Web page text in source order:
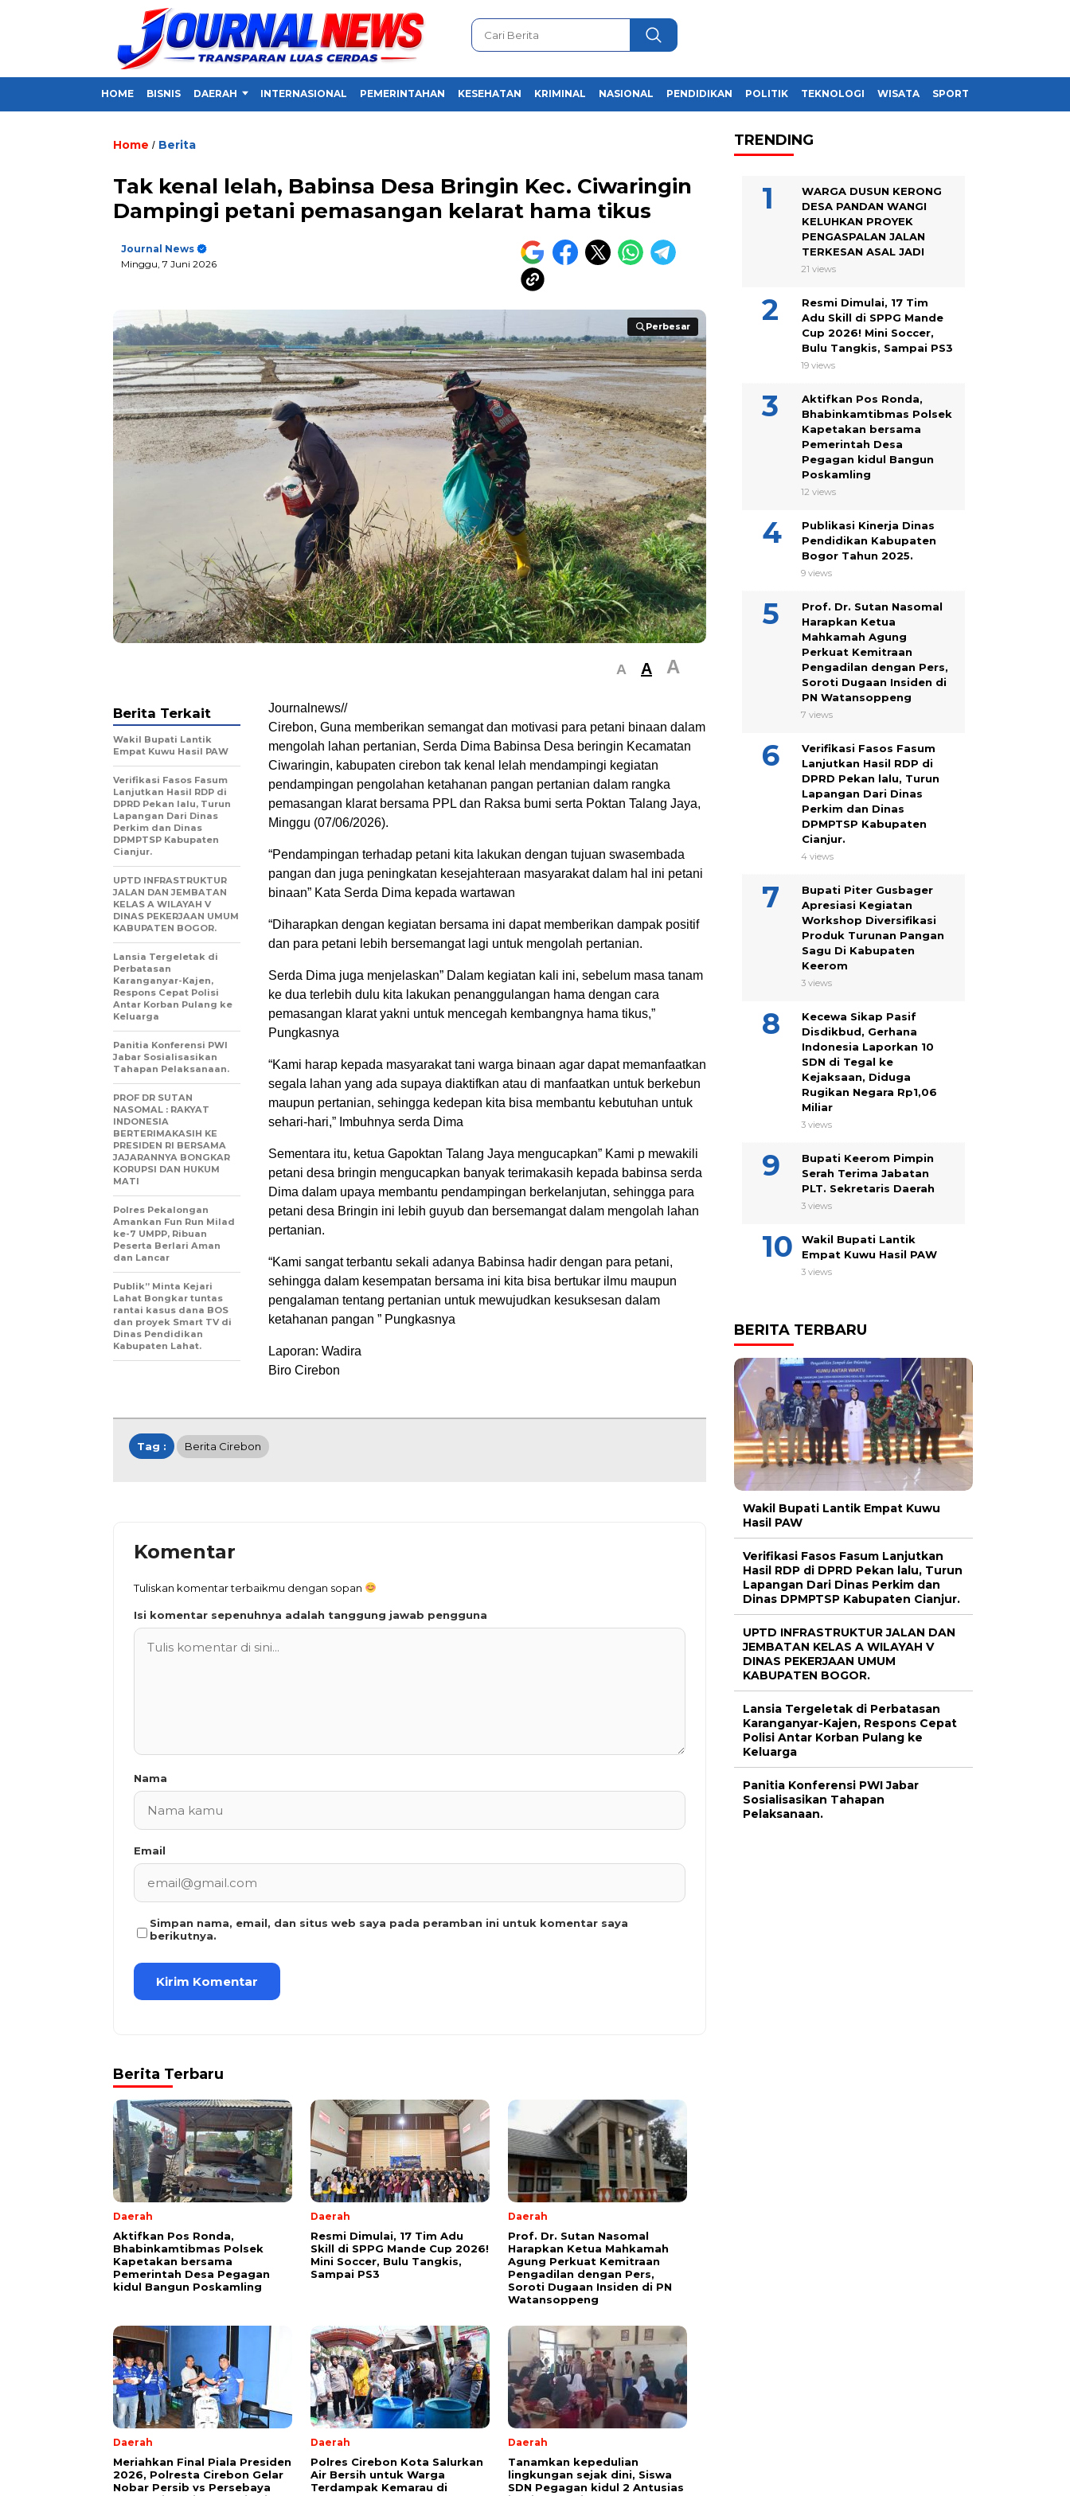
HOME BISNIS DAERAH INTERNASIONAL PEMERINTAHAN KESEHATAN KRIMINAL NASIONAL PENDIDIKAN POLITIK TEKNOLOGI WISATA SPORT
Home / Berita
Tak kenal lelah, Babinsa Desa Bringin Kec. Ciwaringin
Dampingi petani pemasangan kelarat hama tikus
Journal News
Minggu, 7 Juni 2026
Perbesar
Perbesar
A A A
Journalnews//
Cirebon, Guna memberikan semangat dan motivasi para petani binaan dalam
mengolah lahan pertanian, Serda Dima Babinsa Desa beringin Kecamatan
Ciwaringin, kabupaten cirebon tak kenal lelah mendampingi kegiatan
pendampingan pengolahan ketahanan pangan pertanian dalam rangka
pemasangan klarat bersama PPL dan Raksa bumi serta Poktan Talang Jaya,
Minggu (07/06/2026).
“Pendampingan terhadap petani kita lakukan dengan tujuan swasembada
pangan dan juga peningkatan kesejahteraan masyarakat dalam hal ini petani
binaan” Kata Serda Dima kepada wartawan
“Diharapkan dengan kegiatan bersama ini dapat memberikan dampak positif
dan para petani lebih bersemangat lagi untuk mengolah pertanian.
Serda Dima juga menjelaskan” Dalam kegiatan kali ini, sebelum masa tanam
ke dua terlebih dulu kita lakukan penanggulangan hama dengan cara
pemasangan klarat yakni untuk mencegah kembangnya hama tikus,”
Pungkasnya
“Kami harap kepada masyarakat tani warga binaan agar dapat memanfaatkan
segala lahan yang ada supaya diaktifkan atau di manfaatkan untuk berkebun
maupun pertanian, sehingga kedepan kita bisa membantu kebutuhan untuk
sehari-hari,” Imbuhnya serda Dima
Sementara itu, ketua Gapoktan Talang Jaya mengucapkan” Kami p mewakili
petani desa bringin mengucapkan banyak terimakasih kepada babinsa serda
Dima dalam upaya membantu pendampingan berkelanjutan, sehingga para
petani desa Bringin ini lebih guyub dan bersemangat dalam mengolah lahan
pertanian.
“Kami sangat terbantu sekali adanya Babinsa hadir dengan para petani,
sehingga dalam kesempatan bersama ini kita bisa bertukar ilmu maupun
pengalaman tentang pertanian untuk mewujudkan kesuksesan dalam
ketahanan pangan ” Pungkasnya
Laporan: Wadira
Biro Cirebon
Berita Terkait
Wakil Bupati Lantik
Empat Kuwu Hasil PAW
Verifikasi Fasos Fasum
Lanjutkan Hasil RDP di
DPRD Pekan lalu, Turun
Lapangan Dari Dinas
Perkim dan Dinas
DPMPTSP Kabupaten
Cianjur.
UPTD INFRASTRUKTUR
JALAN DAN JEMBATAN
KELAS A WILAYAH V
DINAS PEKERJAAN UMUM
KABUPATEN BOGOR.
Lansia Tergeletak di
Perbatasan
Karanganyar-Kajen,
Respons Cepat Polisi
Antar Korban Pulang ke
Keluarga
Panitia Konferensi PWI
Jabar Sosialisasikan
Tahapan Pelaksanaan.
PROF DR SUTAN
NASOMAL : RAKYAT
INDONESIA
BERTERIMAKASIH KE
PRESIDEN RI BERSAMA
JAJARANNYA BONGKAR
KORUPSI DAN HUKUM
MATI
Polres Pekalongan
Amankan Fun Run Milad
ke-7 UMPP, Ribuan
Peserta Berlari Aman
dan Lancar
Publik” Minta Kejari
Lahat Bongkar tuntas
rantai kasus dana BOS
dan proyek Smart TV di
Dinas Pendidikan
Kabupaten Lahat.
Tag : Berita Cirebon
Komentar
Tuliskan komentar terbaikmu dengan sopan
Isi komentar sepenuhnya adalah tanggung jawab pengguna
Nama
Email
Simpan nama, email, dan situs web saya pada peramban ini untuk komentar saya
berikutnya.
Berita Terbaru
Daerah
Aktifkan Pos Ronda,
Bhabinkamtibmas Polsek
Kapetakan bersama
Pemerintah Desa Pegagan
kidul Bangun Poskamling
Daerah
Resmi Dimulai, 17 Tim Adu
Skill di SPPG Mande Cup 2026!
Mini Soccer, Bulu Tangkis,
Sampai PS3
Daerah
Prof. Dr. Sutan Nasomal
Harapkan Ketua Mahkamah
Agung Perkuat Kemitraan
Pengadilan dengan Pers,
Soroti Dugaan Insiden di PN
Watansoppeng
Daerah
Meriahkan Final Piala Presiden
2026, Polresta Cirebon Gelar
Nobar Persib vs Persebaya
Daerah
Polres Cirebon Kota Salurkan
Air Bersih untuk Warga
Terdampak Kemarau di
Daerah
Tanamkan kepedulian
lingkungan sejak dini, Siswa
SDN Pegagan kidul 2 Antusias
TRENDING
WARGA DUSUN KERONG
DESA PANDAN WANGI
KELUHKAN PROYEK
PENGASPALAN JALAN
TERKESAN ASAL JADI
21 views
Resmi Dimulai, 17 Tim
Adu Skill di SPPG Mande
Cup 2026! Mini Soccer,
Bulu Tangkis, Sampai PS3
19 views
Aktifkan Pos Ronda,
Bhabinkamtibmas Polsek
Kapetakan bersama
Pemerintah Desa
Pegagan kidul Bangun
Poskamling
12 views
Publikasi Kinerja Dinas
Pendidikan Kabupaten
Bogor Tahun 2025.
9 views
Prof. Dr. Sutan Nasomal
Harapkan Ketua
Mahkamah Agung
Perkuat Kemitraan
Pengadilan dengan Pers,
Soroti Dugaan Insiden di
PN Watansoppeng
7 views
Verifikasi Fasos Fasum
Lanjutkan Hasil RDP di
DPRD Pekan lalu, Turun
Lapangan Dari Dinas
Perkim dan Dinas
DPMPTSP Kabupaten
Cianjur.
4 views
Bupati Piter Gusbager
Apresiasi Kegiatan
Workshop Diversifikasi
Produk Turunan Pangan
Sagu Di Kabupaten
Keerom
3 views
Kecewa Sikap Pasif
Disdikbud, Gerhana
Indonesia Laporkan 10
SDN di Tegal ke
Kejaksaan, Diduga
Rugikan Negara Rp1,06
Miliar
3 views
Bupati Keerom Pimpin
Serah Terima Jabatan
PLT. Sekretaris Daerah
3 views
Wakil Bupati Lantik
Empat Kuwu Hasil PAW
3 views
BERITA TERBARU
Wakil Bupati Lantik Empat Kuwu
Hasil PAW
Verifikasi Fasos Fasum Lanjutkan
Hasil RDP di DPRD Pekan lalu, Turun
Lapangan Dari Dinas Perkim dan
Dinas DPMPTSP Kabupaten Cianjur.
UPTD INFRASTRUKTUR JALAN DAN
JEMBATAN KELAS A WILAYAH V
DINAS PEKERJAAN UMUM
KABUPATEN BOGOR.
Lansia Tergeletak di Perbatasan
Karanganyar-Kajen, Respons Cepat
Polisi Antar Korban Pulang ke
Keluarga
Panitia Konferensi PWI Jabar
Sosialisasikan Tahapan
Pelaksanaan.